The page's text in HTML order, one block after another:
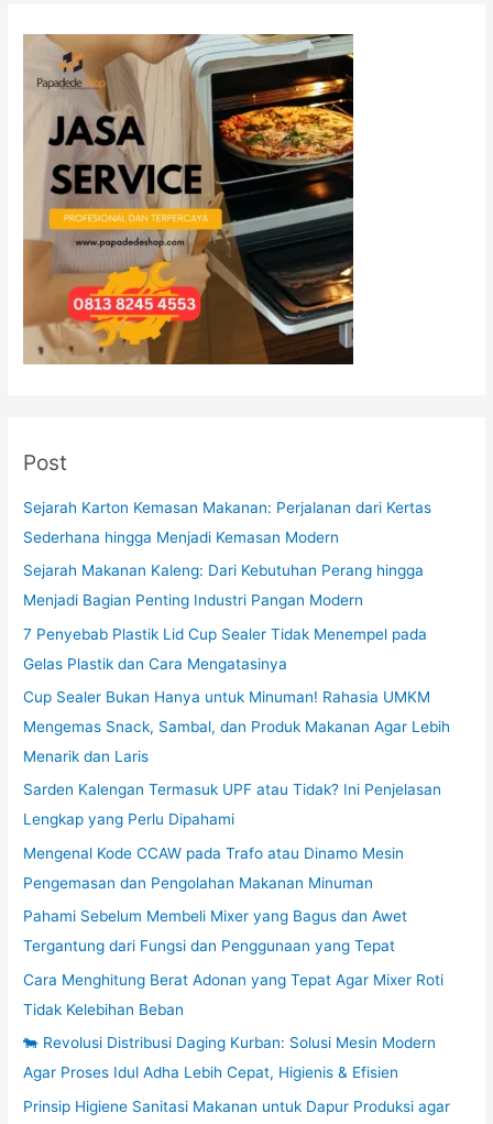
Post
Sejarah Karton Kemasan Makanan: Perjalanan dari Kertas
Sederhana hingga Menjadi Kemasan Modern
Sejarah Makanan Kaleng: Dari Kebutuhan Perang hingga
Menjadi Bagian Penting Industri Pangan Modern
7 Penyebab Plastik Lid Cup Sealer Tidak Menempel pada
Gelas Plastik dan Cara Mengatasinya
Cup Sealer Bukan Hanya untuk Minuman! Rahasia UMKM
Mengemas Snack, Sambal, dan Produk Makanan Agar Lebih
Menarik dan Laris
Sarden Kalengan Termasuk UPF atau Tidak? Ini Penjelasan
Lengkap yang Perlu Dipahami
Mengenal Kode CCAW pada Trafo atau Dinamo Mesin
Pengemasan dan Pengolahan Makanan Minuman
Pahami Sebelum Membeli Mixer yang Bagus dan Awet
Tergantung dari Fungsi dan Penggunaan yang Tepat
Cara Menghitung Berat Adonan yang Tepat Agar Mixer Roti
Tidak Kelebihan Beban
🐄 Revolusi Distribusi Daging Kurban: Solusi Mesin Modern
Agar Proses Idul Adha Lebih Cepat, Higienis & Efisien
Prinsip Higiene Sanitasi Makanan untuk Dapur Produksi agar